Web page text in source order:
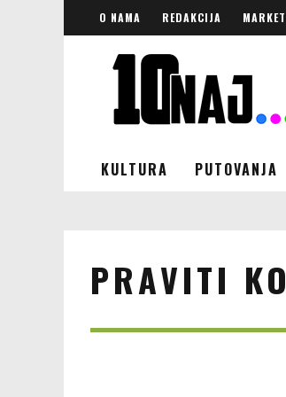
O NAMA REDAKCIJA
KULTURA PUTOVANJA
PRAVITI